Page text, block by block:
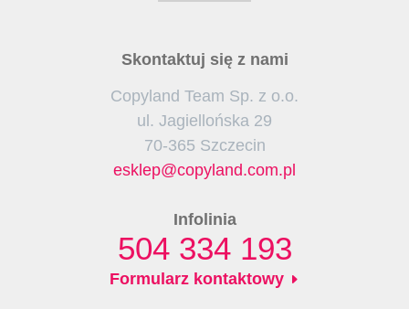
Skontaktuj się z nami
Copyland Team Sp. z o.o.
ul. Jagiellońska 29
70-365 Szczecin
esklep@copyland.com.pl
Infolinia
504 334 193
Formularz kontaktowy